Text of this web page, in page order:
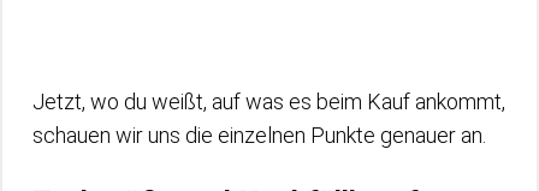
Jetzt, wo du weißt, auf was es beim Kauf ankommt,
schauen wir uns die einzelnen Punkte genauer an.